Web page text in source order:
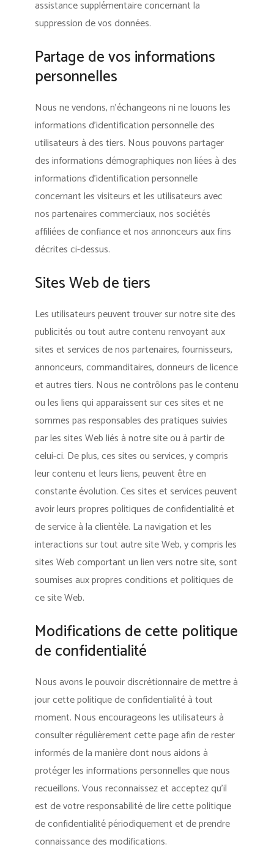
assistance supplémentaire concernant la
suppression de vos données.
Partage de vos informations
personnelles
Nous ne vendons, n’échangeons ni ne louons les
informations d’identification personnelle des
utilisateurs à des tiers. Nous pouvons partager
des informations démographiques non liées à des
informations d’identification personnelle
concernant les visiteurs et les utilisateurs avec
nos partenaires commerciaux, nos sociétés
affiliées de confiance et nos annonceurs aux fins
décrites ci-dessus.
Sites Web de tiers
Les utilisateurs peuvent trouver sur notre site des
publicités ou tout autre contenu renvoyant aux
sites et services de nos partenaires, fournisseurs,
annonceurs, commanditaires, donneurs de licence
et autres tiers. Nous ne contrôlons pas le contenu
ou les liens qui apparaissent sur ces sites et ne
sommes pas responsables des pratiques suivies
par les sites Web liés à notre site ou à partir de
celui-ci. De plus, ces sites ou services, y compris
leur contenu et leurs liens, peuvent être en
constante évolution. Ces sites et services peuvent
avoir leurs propres politiques de confidentialité et
de service à la clientèle. La navigation et les
interactions sur tout autre site Web, y compris les
sites Web comportant un lien vers notre site, sont
soumises aux propres conditions et politiques de
ce site Web.
Modifications de cette politique
de confidentialité
Nous avons le pouvoir discrétionnaire de mettre à
jour cette politique de confidentialité à tout
moment. Nous encourageons les utilisateurs à
consulter régulièrement cette page afin de rester
informés de la manière dont nous aidons à
protéger les informations personnelles que nous
recueillons. Vous reconnaissez et acceptez qu’il
est de votre responsabilité de lire cette politique
de confidentialité périodiquement et de prendre
connaissance des modifications.